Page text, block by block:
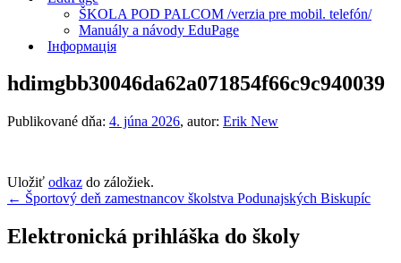
ŠKOLA POD PALCOM /verzia pre mobil. telefón/
Manuály a návody EduPage
Інформація
hdimgbb30046da62a071854f66c9c940039
Publikované dňa: 4. júna 2026, autor: Erik New
Uložiť odkaz do záložiek.
Navigácia
v
článku
← Športový deň zamestnancov školstva Podunajských Biskupíc
Elektronická prihláška do školy